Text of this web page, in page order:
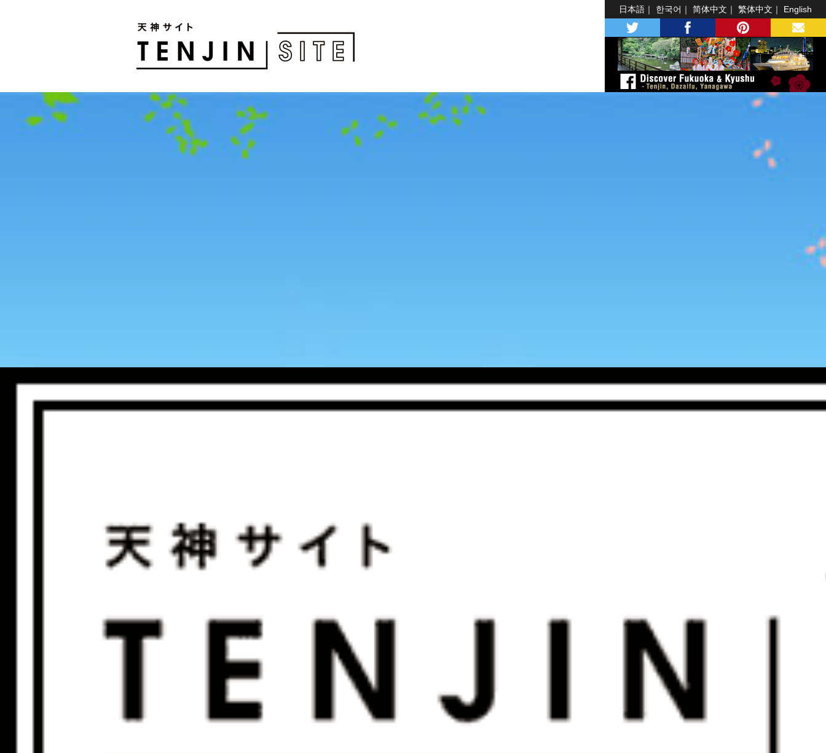
日本語 한국어 简体中文 繁体中文 English
twitter facebook pinterest MAIL